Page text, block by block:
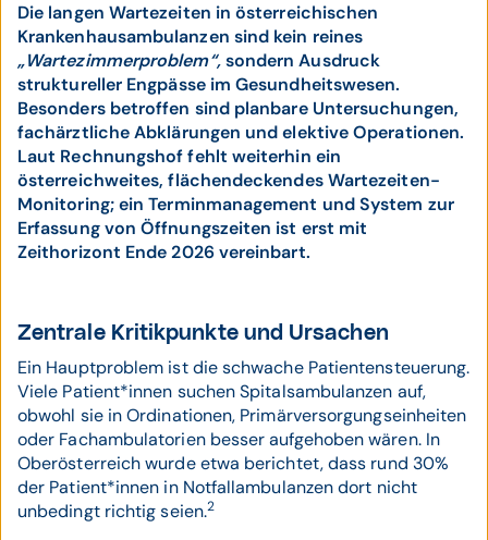
Die langen Wartezeiten in österreichischen
Krankenhausambulanzen sind kein reines
„Wartezimmerproblem“,sondern Ausdruck
struktureller Engpässe im Gesundheitswesen.
Besonders betroffen sind planbare Untersuchungen,
fachärztliche Abklärungen und elektive Operationen.
Laut Rechnungshof fehlt weiterhin ein
österreichweites, flächendeckendes Wartezeiten-
Monitoring; ein Terminmanagement und System zur
Erfassung von Öffnungszeiten ist erst mit
Zeithorizont Ende 2026 vereinbart.
Zentrale Kritikpunkte und Ursachen
Ein Hauptproblem ist die schwache Patientensteuerung.
Viele Patient*innen suchen Spitalsambulanzen auf,
obwohl sie in Ordinationen, Primärversorgungseinheiten
oder Fachambulatorien besser aufgehoben wären. In
Oberösterreich wurde etwa berichtet, dass rund 30%
der Patient*innen in Notfallambulanzen dort nicht
unbedingt richtig seien.2